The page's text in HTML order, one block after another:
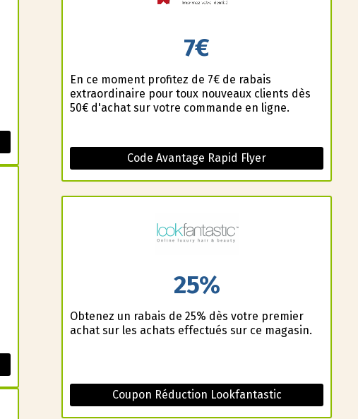
7€
En ce moment profitez de 7€ de rabais
extraordinaire pour toux nouveaux clients dès
50€ d'achat sur votre commande en ligne.
Code Avantage Rapid Flyer
25%
Obtenez un rabais de 25% dès votre premier
achat sur les achats effectués sur ce magasin.
Coupon Réduction Lookfantastic